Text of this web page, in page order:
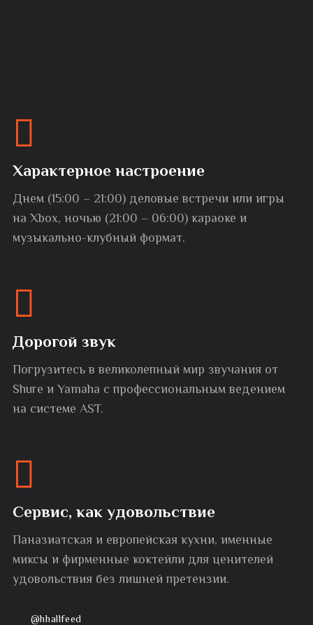
Характерное настроение
Днем (15:00 – 21:00) деловые встречи или игры
на Xbox, ночью (21:00 – 06:00) караоке и
музыкально-клубный формат.
Дорогой звук
Погрузитесь в великолепный мир звучания от
Shure и Yamaha с профессиональным ведением
на системе AST.
Сервис, как удовольствие
Паназиатская и европейская кухни, именные
миксы и фирменные коктейли для ценителей
удовольствия без лишней претензии.
@hhallfeed